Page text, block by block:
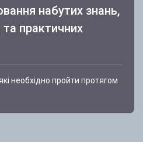
набутих знань,
практичних
необхідно пройти протягом